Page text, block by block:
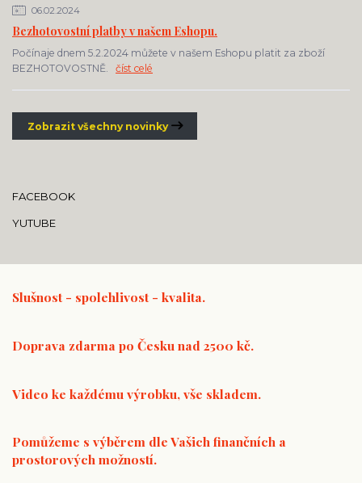
06.02.2024
Bezhotovostní platby v našem Eshopu.
Počínaje dnem 5.2.2024 můžete v našem Eshopu platit za zboží
BEZHOTOVOSTNĚ. číst celé
Zobrazit všechny novinky
FACEBOOK
YUTUBE
Slušnost - spolehlivost - kvalita.
Doprava zdarma po Česku nad 2500 kč.
Video ke každému výrobku, vše skladem.
Pomůžeme s výběrem dle Vašich finančních a
prostorových možností.